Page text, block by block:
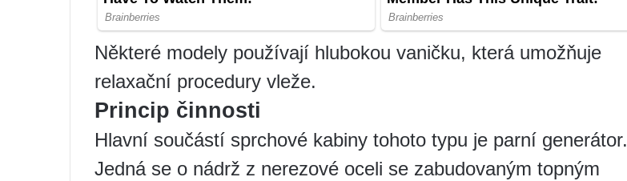
Některé modely používají hlubokou vaničku, která umožňuje
relaxační procedury vleže.
Princip činnosti
Hlavní součástí sprchové kabiny tohoto typu je parní generátor.
Jedná se o nádrž z nerezové oceli se zabudovaným topným